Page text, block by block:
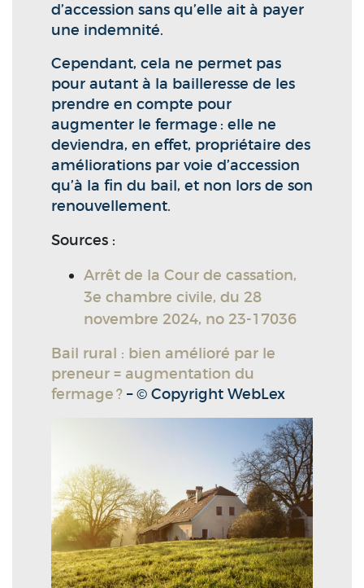
d’accession sans qu’elle ait à payer
une indemnité.
Cependant, cela ne permet pas
pour autant à la bailleresse de les
prendre en compte pour
augmenter le fermage : elle ne
deviendra, en effet, propriétaire des
améliorations par voie d’accession
qu’à la fin du bail, et non lors de son
renouvellement.
Sources :
Arrêt de la Cour de cassation,
3e chambre civile, du 28
novembre 2024, no 23-17036
Bail rural : bien amélioré par le
preneur = augmentation du
fermage ? – © Copyright WebLex